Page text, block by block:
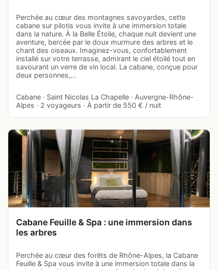
Perchée au cœur des montagnes savoyardes, cette
cabane sur pilotis vous invite à une immersion totale
dans la nature. À la Belle Étoile, chaque nuit devient une
aventure, bercée par le doux murmure des arbres et le
chant des oiseaux. Imaginez-vous, confortablement
installé sur votre terrasse, admirant le ciel étoilé tout en
savourant un verre de vin local. La cabane, conçue pour
deux personnes,…
Cabane · Saint Nicolas La Chapelle · Auvergne-Rhône-
Alpes · 2 voyageurs · À partir de 550 € / nuit
Cabane Feuille & Spa : une immersion dans
les arbres
Perchée au cœur des forêts de Rhône-Alpes, la Cabane
Feuille & Spa vous invite à une immersion totale dans la